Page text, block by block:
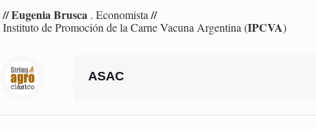
// Eugenia Brusca . Economista//
Instituto de Promoción de la Carne Vacuna Argentina (IPCVA)
ASAC